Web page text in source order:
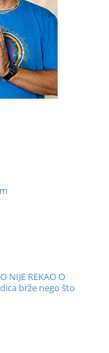
NIJE REKAO O
brže nego što